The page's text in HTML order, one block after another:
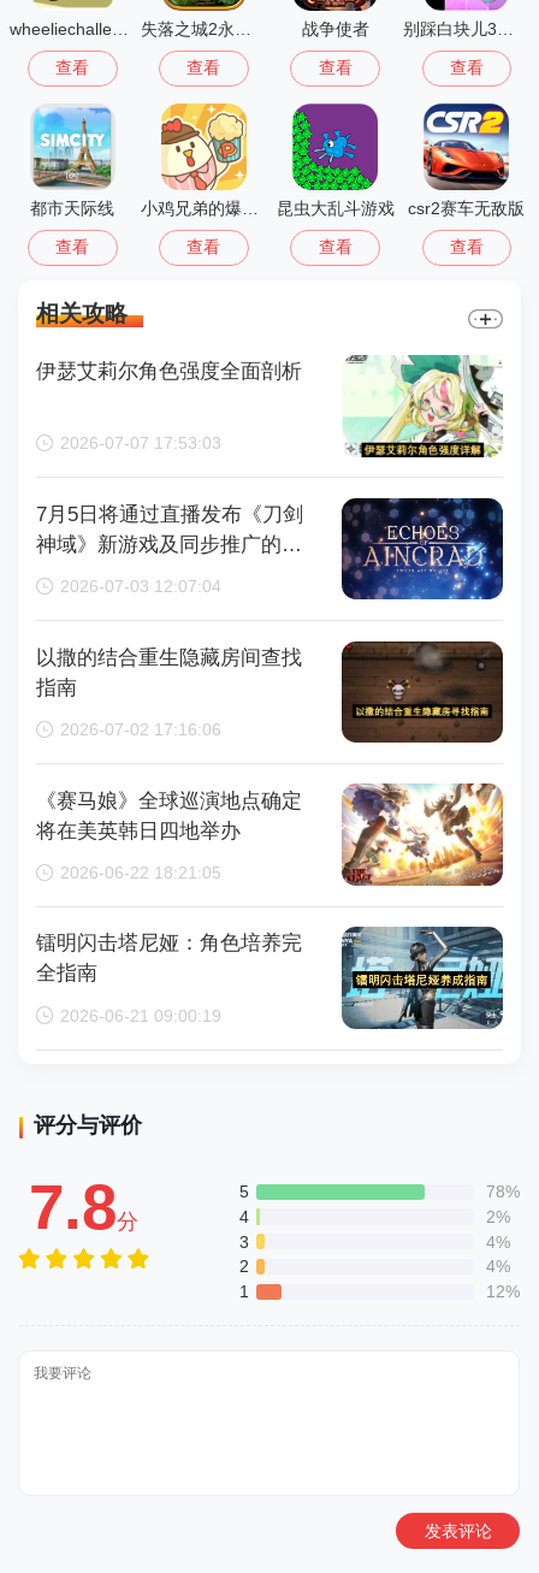
查看 查看
战争使者
查看 查看
都市天际线
查看 查看
昆虫大乱斗游戏
查看
csr2赛车无敌版
查看
相关攻略
伊瑟艾莉尔角色强度全面剖析
2026-07-07 17:53:03
7月5日将通过直播发布《刀剑
神域》新游戏及同步推广的动
画内容，整场直播时长为110分
2026-07-03 12:07:04
以撒的结合重生隐藏房间查找
指南
2026-07-02 17:16:06
《赛马娘》全球巡演地点确定
将在美英韩日四地举办
2026-06-22 18:21:05
镭明闪击塔尼娅：角色培养完
全指南
2026-06-21 09:00:19
评分与评价
7.8分
5
78%
4
2%
3
4%
2
4%
1
12%
发表评论